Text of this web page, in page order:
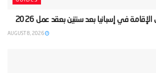
في إسبانيا بعد سنتين بعقد عمل 2026‬